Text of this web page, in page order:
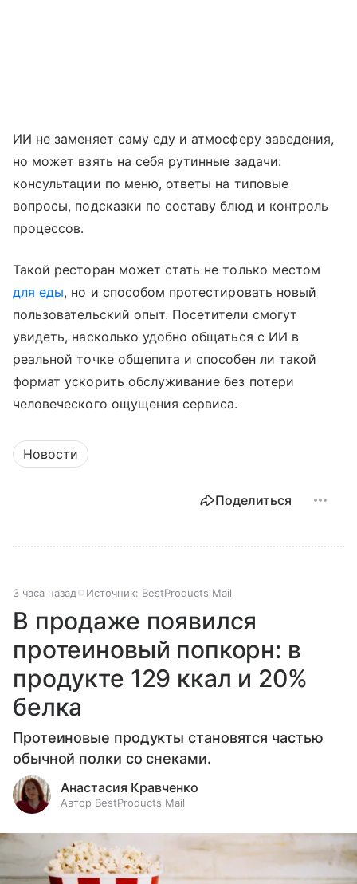
ИИ не заменяет саму еду и атмосферу заведения,
но может взять на себя рутинные задачи:
консультации по меню, ответы на типовые
вопросы, подсказки по составу блюд и контроль
процессов.
Такой ресторан может стать не только местом
для еды, но и способом протестировать новый
пользовательский опыт. Посетители смогут
увидеть, насколько удобно общаться с ИИ в
реальной точке общепита и способен ли такой
формат ускорить обслуживание без потери
человеческого ощущения сервиса.
Новости
Поделиться
3 часа назад Источник: BestProducts Mail
В продаже появился
протеиновый попкорн: в
продукте 129 ккал и 20%
белка
Протеиновые продукты становятся частью
обычной полки со снеками.
Анастасия Кравченко
Автор BestProducts Mail